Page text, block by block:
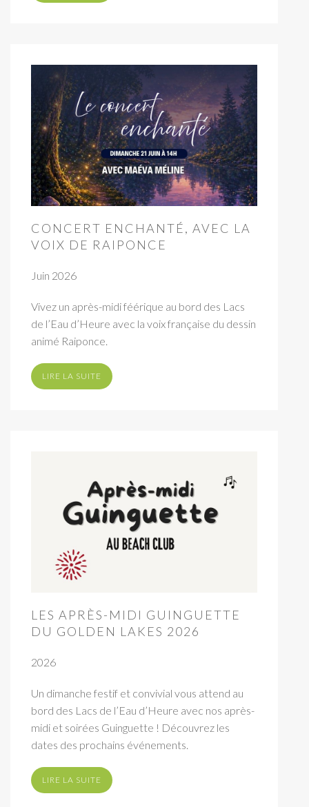
CONCERT ENCHANTÉ, AVEC LA
VOIX DE RAIPONCE
Juin 2026
Vivez un après-midi féérique au bord des Lacs
de l’Eau d’Heure avec la voix française du dessin
animé Raiponce.
LIRE LA SUITE
LES APRÈS-MIDI GUINGUETTE
DU GOLDEN LAKES 2026
2026
Un dimanche festif et convivial vous attend au
bord des Lacs de l’Eau d’Heure avec nos après-
midi et soirées Guinguette ! Découvrez les
dates des prochains événements.
LIRE LA SUITE